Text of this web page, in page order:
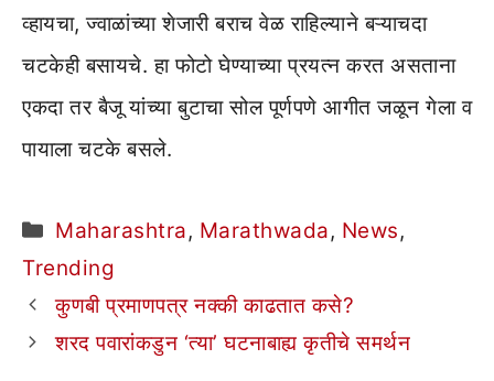
व्हायचा, ज्वाळांच्या शेजारी बराच वेळ राहिल्याने बऱ्याचदा
चटकेही बसायचे. हा फोटो घेण्याच्या प्रयत्न करत असताना
एकदा तर बैजू यांच्या बुटाचा सोल पूर्णपणे आगीत जळून गेला व
पायाला चटके बसले.
Categories
Maharashtra, Marathwada, News,
Trending
कुणबी प्रमाणपत्र नक्की काढतात कसे?
शरद पवारांकडुन ‘त्या’ घटनाबाह्य कृतीचे समर्थन